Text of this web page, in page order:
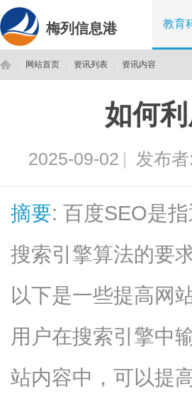
梅列信息港 教育
网站首页 资讯列表
›
资讯内容
如何
2025-09-02 | 发布者:
摘要: 百度SEO是
搜索引擎算法的要
以下是一些提高网
用户在搜索引擎中
站内容中，可以提